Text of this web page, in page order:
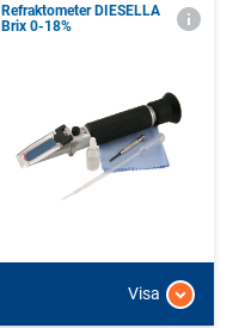
Refraktometer DIESELLA
Brix 0-18%
Visa